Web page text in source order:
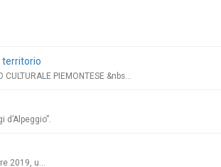
territorio
PIEMONTESE &nbs...
2019, u...